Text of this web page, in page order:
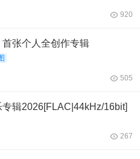
920
张个人全创作专辑‌
505
辑2026[FLAC|44kHz/16bit]
267